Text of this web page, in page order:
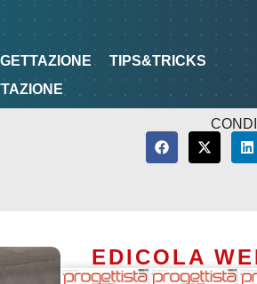
DI PROGETTAZIONE
TIPS&TRICKS
EDICOLA